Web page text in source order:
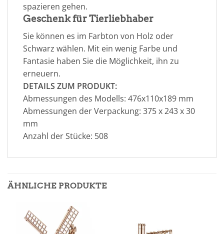
spazieren gehen.
Geschenk für Tierliebhaber
Sie können es im Farbton von Holz oder
Schwarz wählen. Mit ein wenig Farbe und
Fantasie haben Sie die Möglichkeit, ihn zu
erneuern.
DETAILS ZUM PRODUKT:
Abmessungen des Modells: 476х110х189 mm
Abmessungen der Verpackung: 375 x 243 x 30
mm
Anzahl der Stücke: 508
ÄHNLICHE PRODUKTE